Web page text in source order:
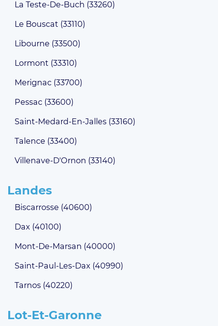
La Teste-De-Buch (33260)
Le Bouscat (33110)
Libourne (33500)
Lormont (33310)
Merignac (33700)
Pessac (33600)
Saint-Medard-En-Jalles (33160)
Talence (33400)
Villenave-D'Ornon (33140)
Landes
Biscarrosse (40600)
Dax (40100)
Mont-De-Marsan (40000)
Saint-Paul-Les-Dax (40990)
Tarnos (40220)
Lot-Et-Garonne